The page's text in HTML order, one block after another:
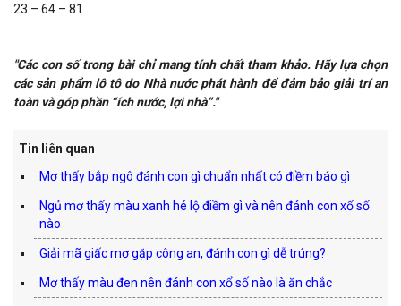
23 – 64 – 81
"Các con số trong bài chỉ mang tính chất tham khảo. Hãy lựa chọn
các sản phẩm lô tô do Nhà nước phát hành để đảm bảo giải trí an
toàn và góp phần “ích nước, lợi nhà”."
Tin liên quan
Mơ thấy bắp ngô đánh con gì chuẩn nhất có điềm báo gì
Ngủ mơ thấy màu xanh hé lộ điềm gì và nên đánh con xổ số
nào
Giải mã giấc mơ gặp công an, đánh con gì dễ trúng?
Mơ thấy màu đen nên đánh con xổ số nào là ăn chắc